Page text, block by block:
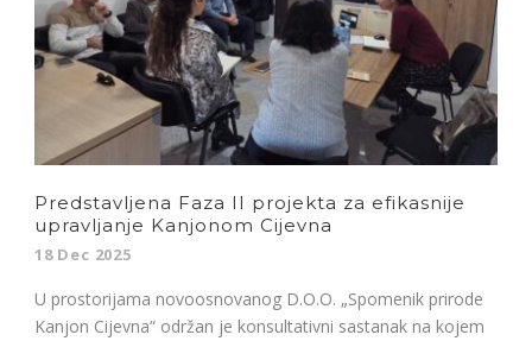
Predstavljena Faza II projekta za efikasnije
upravljanje Kanjonom Cijevna
18 Dec 2025
U prostorijama novoosnovanog D.O.O. „Spomenik prirode
Kanjon Cijevna“ održan je konsultativni sastanak na kojem